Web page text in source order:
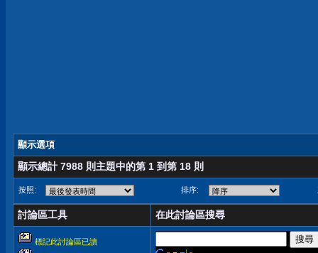
顯示選項
顯示總計 7988 則主題中的第 1 到第 18 則
按照: 排序:
討論區工具 在此討論區搜尋
標記此討論區已讀